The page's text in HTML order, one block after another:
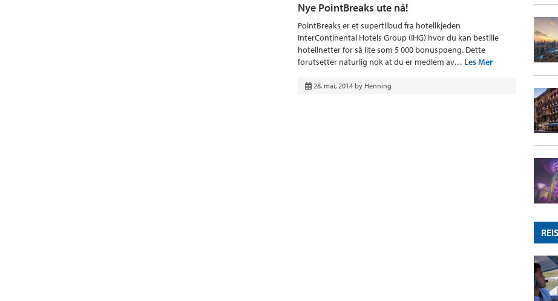
Nye PointBreaks ute nå!
PointBreaks er et supertilbud fra hotellkjeden
InterContinental Hotels Group (IHG) hvor du kan bestille
hotellnetter for så lite som 5 000 bonuspoeng. Dette
forutsetter naturlig nok at du er medlem av… Les Mer
28. mai, 2014 by Henning